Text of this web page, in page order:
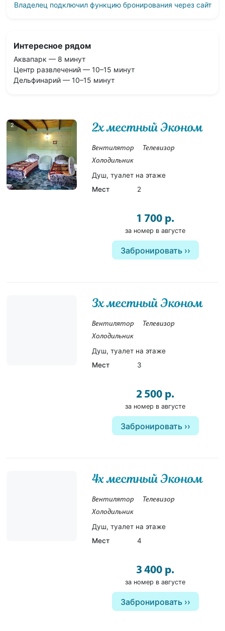
Владелец подключил функцию бронирования через сайт
Интересное рядом
Аквапарк — 8 минут
Центр развлечений — 10–15 минут
Дельфинарий — 10–15 минут
2 2х местный Эконом
Вентилятор
Телевизор
Холодильник
Душ, туалет на этаже
Мест
2
1 700 р.
за номер в августе
Забронировать
3х местный Эконом
Вентилятор
Телевизор
Холодильник
Душ, туалет на этаже
Мест
3
2 500 р.
за номер в августе
Забронировать
4х местный Эконом
Вентилятор
Телевизор
Холодильник
Душ, туалет на этаже
Мест
4
3 400 р.
за номер в августе
Забронировать